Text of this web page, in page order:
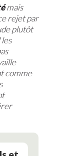
mais
rejet par
plutôt
comme